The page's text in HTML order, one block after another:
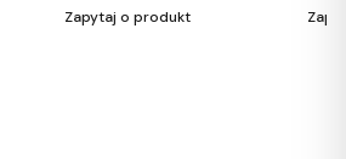
Zapytaj o produkt Zapytaj o